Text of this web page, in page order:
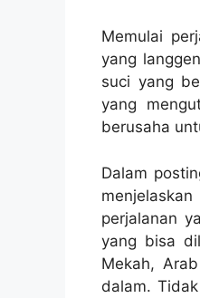
Memulai
yang
suci yang
yang
berusaha
Dalam
perjalanan
yang bisa
Mekah,
dalam.